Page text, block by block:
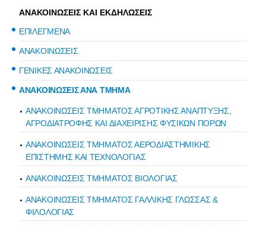
ΑΝΑΚΟΙΝΩΣΕΙΣ ΚΑΙ ΕΚΔΗΛΩΣΕΙΣ
ΕΠΙΛΕΓΜΕΝΑ
ΑΝΑΚΟΙΝΩΣΕΙΣ
ΓΕΝΙΚΕΣ ΑΝΑΚΟΙΝΩΣΕΙΣ
ΑΝΑΚΟΙΝΩΣΕΙΣ ΑΝΑ ΤΜΗΜΑ
ΑΝΑΚΟΙΝΩΣΕΙΣ ΤΜΗΜΑΤΟΣ ΑΓΡΟΤΙΚΗΣ ΑΝΑΠΤΥΞΗΣ,
ΑΓΡΟΔΙΑΤΡΟΦΗΣ ΚΑΙ ΔΙΑΧΕΙΡΙΣΗΣ ΦΥΣΙΚΩΝ ΠΟΡΩΝ
ΑΝΑΚΟΙΝΩΣΕΙΣ ΤΜΗΜΑΤΟΣ ΑΕΡΟΔΙΑΣΤΗΜΙΚΗΣ
ΕΠΙΣΤΗΜΗΣ ΚΑΙ ΤΕΧΝΟΛΟΓΙΑΣ
ΑΝΑΚΟΙΝΩΣΕΙΣ ΤΜΗΜΑΤΟΣ ΒΙΟΛΟΓΙΑΣ
ΑΝΑΚΟΙΝΩΣΕΙΣ ΤΜΗΜΑΤΟΣ ΓΑΛΛΙΚΗΣ ΓΛΩΣΣΑΣ &
ΦΙΛΟΛΟΓΙΑΣ